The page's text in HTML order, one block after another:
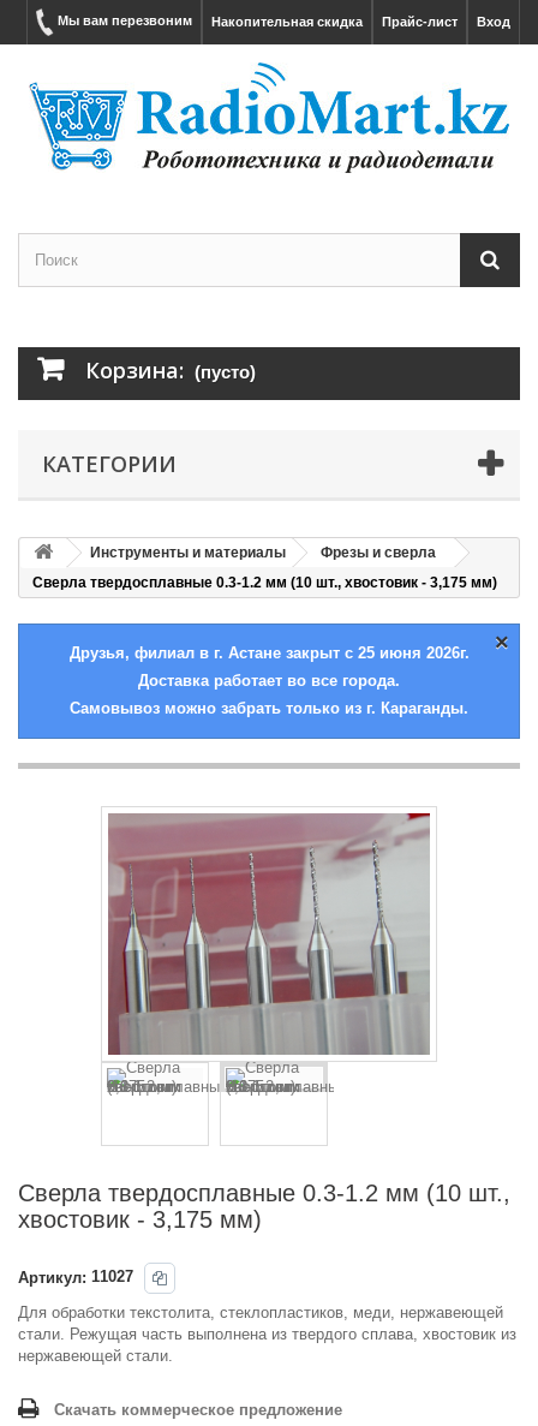
Вход
Прайс-лист
Накопительная скидка
Мы вам перезвоним
Корзина: (пусто)
КАТЕГОРИИ
Инструменты и материалы
Фрезы и сверла
Сверла твердосплавные 0.3-1.2 мм (10 шт., хвостовик - 3,175 мм)
×
Друзья, филиал в г. Астане закрыт с 25 июня 2026г.
Доставка работает во все города.
Самовывоз можно забрать только из г. Караганды.
Сверла твердосплавные 0.3-1.2 мм (10 шт.,
хвостовик - 3,175 мм)
Артикул: 11027
Для обработки текстолита, стеклопластиков, меди, нержавеющей
стали. Режущая часть выполнена из твердого сплава, хвостовик из
нержавеющей стали.
Скачать коммерческое предложение